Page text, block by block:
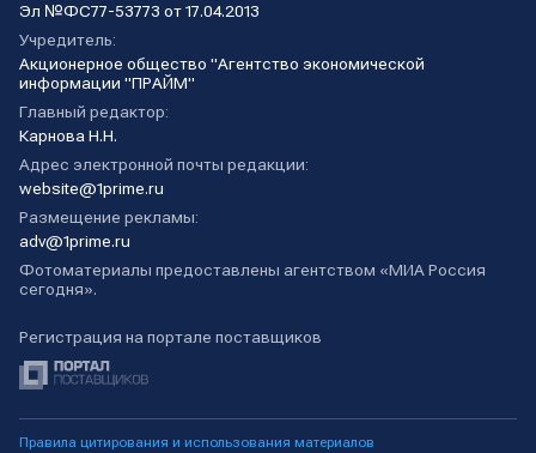
Эл №ФС77-53773 от 17.04.2013
Учредитель:
Акционерное общество "Агентство экономической
информации "ПРАЙМ"
Главный редактор:
Карнова Н.Н.
Адрес электронной почты редакции:
website@1prime.ru
Размещение рекламы:
adv@1prime.ru
Фотоматериалы предоставлены агентством «МИА Россия
сегодня».
Регистрация на портале поставщиков
Правила цитирования и использования материалов